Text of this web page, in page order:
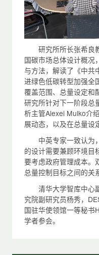
研究所所长张希良
国碳市场总体设计概况
与方法，解读了《中共
进绿色低碳转型加强全
覆盖范围、总量设定和
研究所针对下一阶段总
析主管Alexei Mulko介
展动态，以及在总量设
中英专家一致认为
的设计需要兼顾环境目
要考虑政府管理成本。
总量控制目标之间的关
清华大学智库中心
究院副研究员杨秀，
国驻华使领馆一等秘书
学者参会。